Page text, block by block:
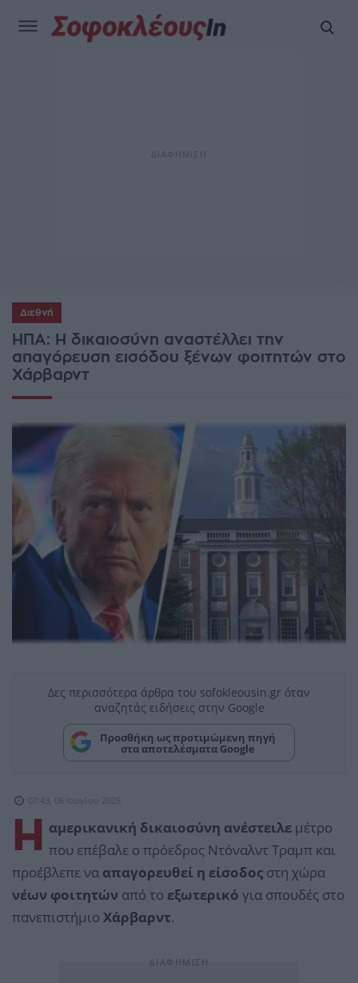
Διεθνή
ΗΠΑ: Η δικαιοσύνη αναστέλλει την
απαγόρευση εισόδου ξένων φοιτητών στο
Χάρβαρντ
Δες περισσότερα άρθρα του sofokleousin.gr όταν
αναζητάς ειδήσεις στην Google
Προσθήκη ως προτιμώμενη πηγή
στα αποτελέσματα Google
07:43, 06 Ιουνίου 2025
Η αμερικανική δικαιοσύνη ανέστειλε μέτρο
που επέβαλε ο πρόεδρος Ντόναλντ Τραμπ και
προέβλεπε να απαγορευθεί η είσοδος στη χώρα
νέων φοιτητών από το εξωτερικό για σπουδές στο
πανεπιστήμιο Χάρβαρντ.